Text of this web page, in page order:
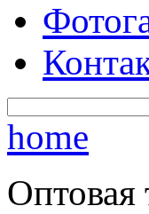
home
Оптовая